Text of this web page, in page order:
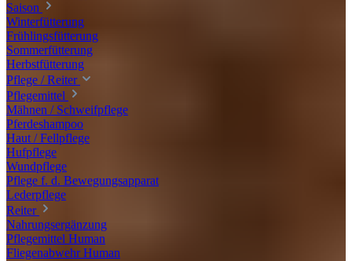
Saison
Winterfütterung
Frühlingsfütterung
Sommerfütterung
Herbstfütterung
Pflege / Reiter
Pflegemittel
Mähnen / Schweifpflege
Pferdeshampoo
Haut / Fellpflege
Hufpflege
Wundpflege
Pflege f. d. Bewegungsapparat
Lederpflege
Reiter
Nahrungsergänzung
Pflegemittel Human
Fliegenabwehr Human